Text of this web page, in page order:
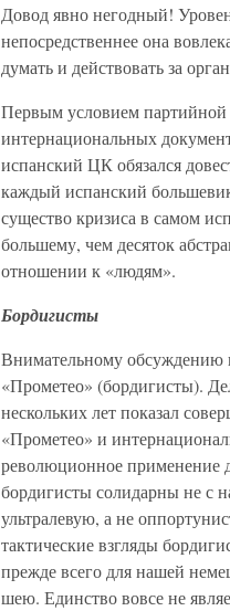
Довод явно негодный!
непосредственнее она
думать и действовать за
Первым условием партийной
интернациональных
испанский ЦК обязался
каждый испанский
существо кризиса в самом
большему, чем десяток
отношении к «людям».
Бордигисты
Внимательному обсуждению
«Прометео» (бордигисты).
нескольких лет показал
«Прометео» и
революционное применение
бордигисты солидарны не с
ультралевую, а не
тактические взгляды
прежде всего для нашей
шею. Единство вовсе не